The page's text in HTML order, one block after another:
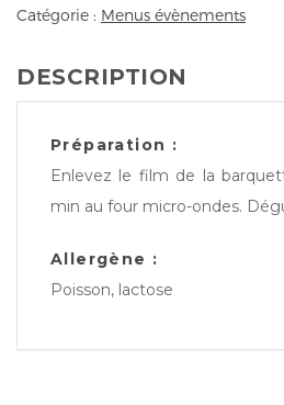
Catégorie : Menus évènements
DESCRIPTION
Préparation :
Enlevez le film de la
min au four micro-ondes.
Allergène :
Poisson, lactose